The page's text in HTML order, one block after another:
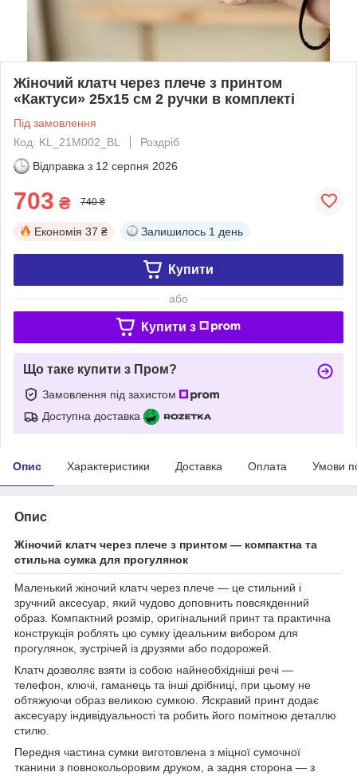
Жіночий клатч через плече з принтом
«Кактуси» 25х15 см 2 ручки в комплекті
Під замовлення
Код: KL_21M002_BL
Роздріб
Відправка з 12 серпня 2026
703 ₴ 740 ₴
Економія 37 ₴ Залишилось 1 день
Купити
або
Купити з
Що таке купити з Пром?
Замовлення під захистом
Доступна доставка
Опис Характеристики Доставка Оплата Умови
Опис
Жіночий клатч через плече з принтом — компактна та
стильна сумка для прогулянок
Маленький жіночий клатч через плече — це стильний і
зручний аксесуар, який чудово доповнить повсякденний
образ. Компактний розмір, оригінальний принт та практична
конструкція роблять цю сумку ідеальним вибором для
прогулянок, зустрічей із друзями або подорожей.
Клатч дозволяє взяти із собою найнеобхідніші речі —
телефон, ключі, гаманець та інші дрібниці, при цьому не
обтяжуючи образ великою сумкою. Яскравий принт додає
аксесуару індивідуальності та робить його помітною деталлю
стилю.
Передня частина сумки виготовлена з міцної сумочної
тканини з повнокольоровим друком, а задня сторона — з